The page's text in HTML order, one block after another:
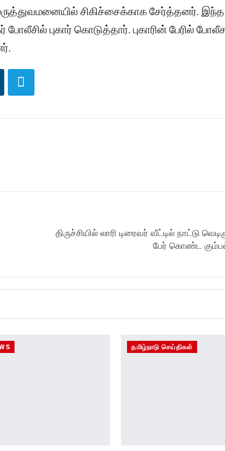
சிகிச்சைக்காக சேர்த்தனர்.
புகார் கொடுத்தார். புகாரின் பேரில்
திருச்சியில் லாரி டிரைவர் வீட்டில் நாட்டு
பேர் கொண்ட
தமிழ்நாடு செய்திகள்